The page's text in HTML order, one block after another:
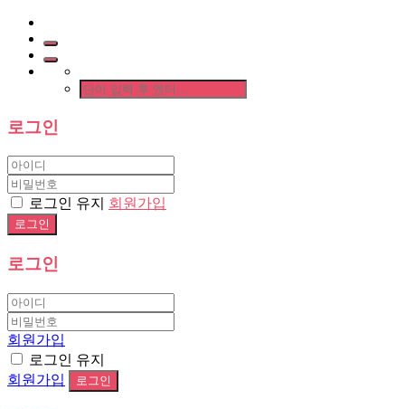
로그인
로그인 유지 회원가입
로그인
회원가입
로그인 유지
회원가입